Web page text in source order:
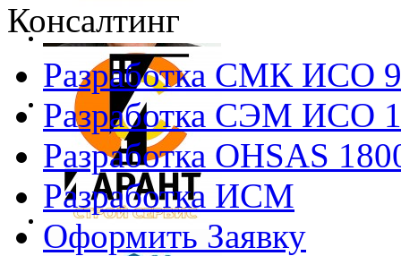
Консалтинг
Разработка СМК ИСО
Разработка СЭМ ИСО
Разработка OHSAS
Разработка ИСМ
Оформить Заявку